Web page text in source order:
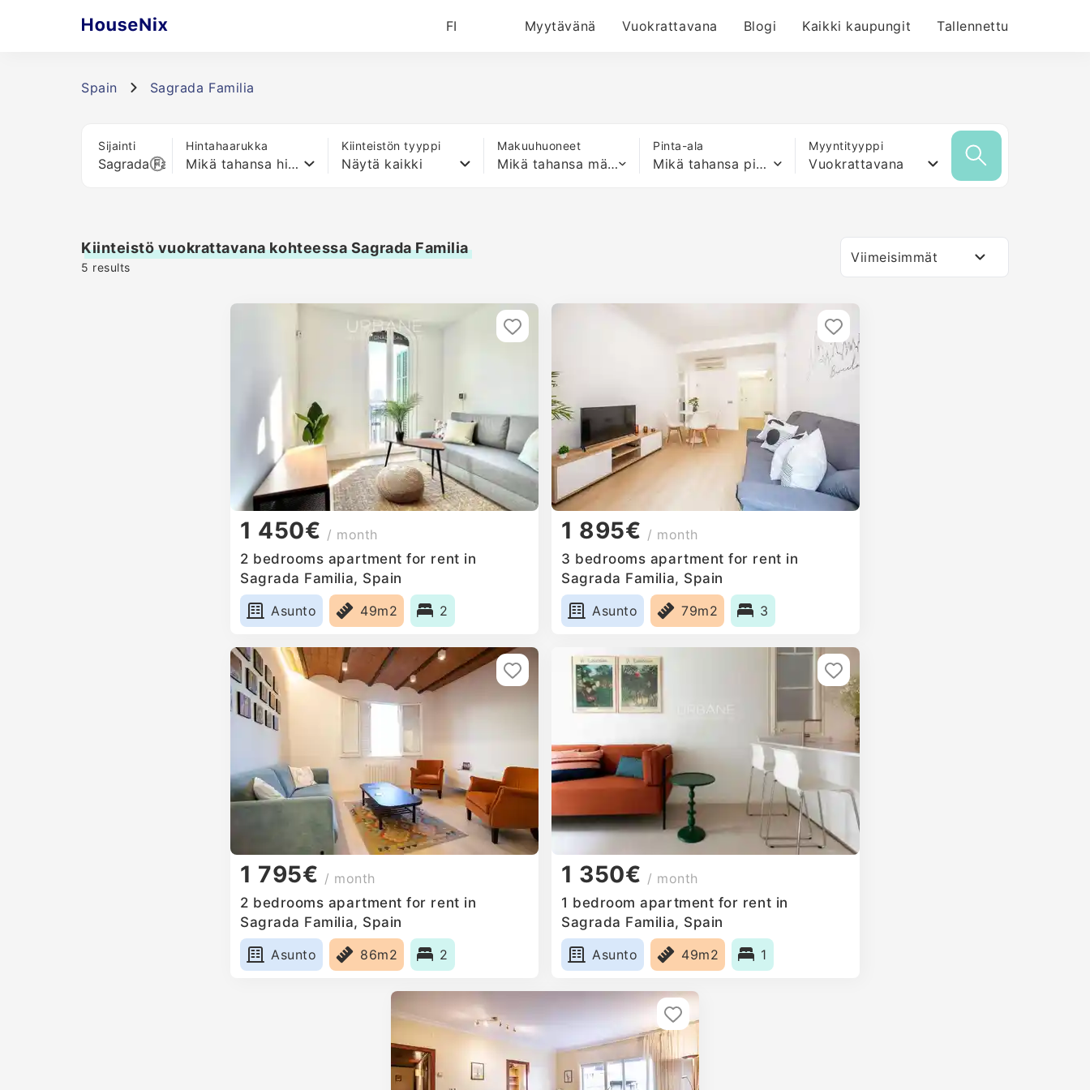
FI Myytävänä Vuokrattavana Blogi Kaikki kaupungit Tallennettu
Spain Sagrada Familia
Sijainti Hintahaarukka
Mikä tahansa hinta
Kiinteistön tyyppi
Näytä kaikki
Makuuhuoneet
Mikä tahansa määrä sänkyjä
Pinta-ala
Mikä tahansa pinta-ala
Myyntityyppi
Vuokrattavana
Kiinteistö vuokrattavana kohteessa Sagrada Familia
5 results
Viimeisimmät
1 450€ / month
2 bedrooms apartment for rent in
Sagrada Familia, Spain
Asunto
49m2 2
1 895€ / month
3 bedrooms apartment for rent in
Sagrada Familia, Spain
Asunto
79m2 3
1 795€ / month
2 bedrooms apartment for rent in
Sagrada Familia, Spain
Asunto
86m2 2
1 350€ / month
1 bedroom apartment for rent in
Sagrada Familia, Spain
Asunto
49m2 1